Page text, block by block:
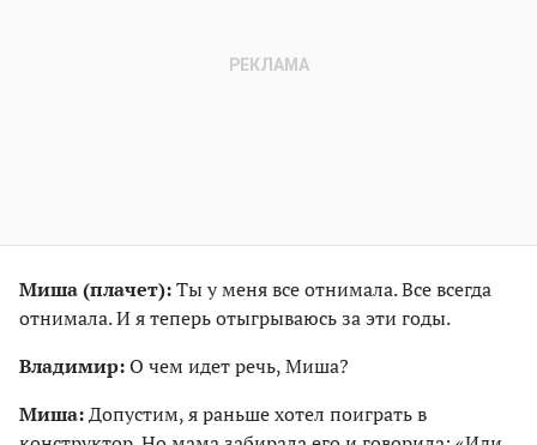
Миша (плачет):Ты у меня все отнимала. Все всегда
отнимала. И я теперь отыгрываюсь за эти годы.
Владимир:О чем идет речь, Миша?
Миша:Допустим, я раньше хотел поиграть в